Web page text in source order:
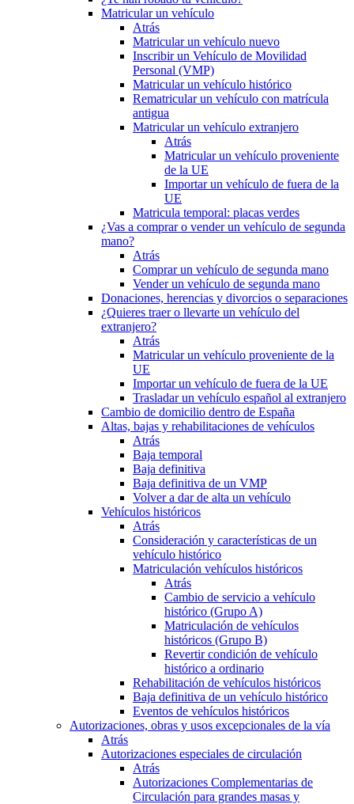
Matricular un vehículo
Atrás
Matricular un vehículo nuevo
Inscribir un Vehículo de Movilidad
Personal (VMP)
Matricular un vehículo histórico
Rematricular un vehículo con matrícula
antigua
Matricular un vehículo extranjero
Atrás
Matricular un vehículo proveniente
de la UE
Importar un vehículo de fuera de la
UE
Matricula temporal: placas verdes
¿Vas a comprar o vender un vehículo de segunda
mano?
Atrás
Comprar un vehículo de segunda mano
Vender un vehículo de segunda mano
Donaciones, herencias y divorcios o separaciones
¿Quieres traer o llevarte un vehículo del
extranjero?
Atrás
Matricular un vehículo proveniente de la
UE
Importar un vehículo de fuera de la UE
Trasladar un vehículo español al extranjero
Cambio de domicilio dentro de España
Altas, bajas y rehabilitaciones de vehículos
Atrás
Baja temporal
Baja definitiva
Baja definitiva de un VMP
Volver a dar de alta un vehículo
Vehículos históricos
Atrás
Consideración y características de un
vehículo histórico
Matriculación vehículos históricos
Atrás
Cambio de servicio a vehículo
histórico (Grupo A)
Matriculación de vehículos
históricos (Grupo B)
Revertir condición de vehículo
histórico a ordinario
Rehabilitación de vehículos históricos
Baja definitiva de un vehículo histórico
Eventos de vehículos históricos
Autorizaciones, obras y usos excepcionales de la vía
Atrás
Autorizaciones especiales de circulación
Atrás
Autorizaciones Complementarias de
Circulación para grandes masas y